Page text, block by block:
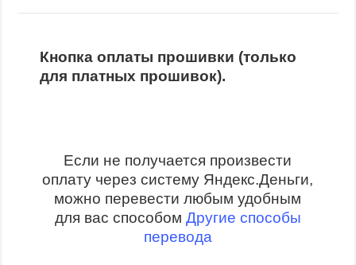
Кнопка оплаты прошивки (только
для платных прошивок).
Если не получается произвести
оплату через систему Яндекс.Деньги,
можно перевести любым удобным
для вас способом Другие способы
перевода